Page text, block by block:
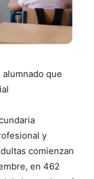
que
y
comienzan
en 462